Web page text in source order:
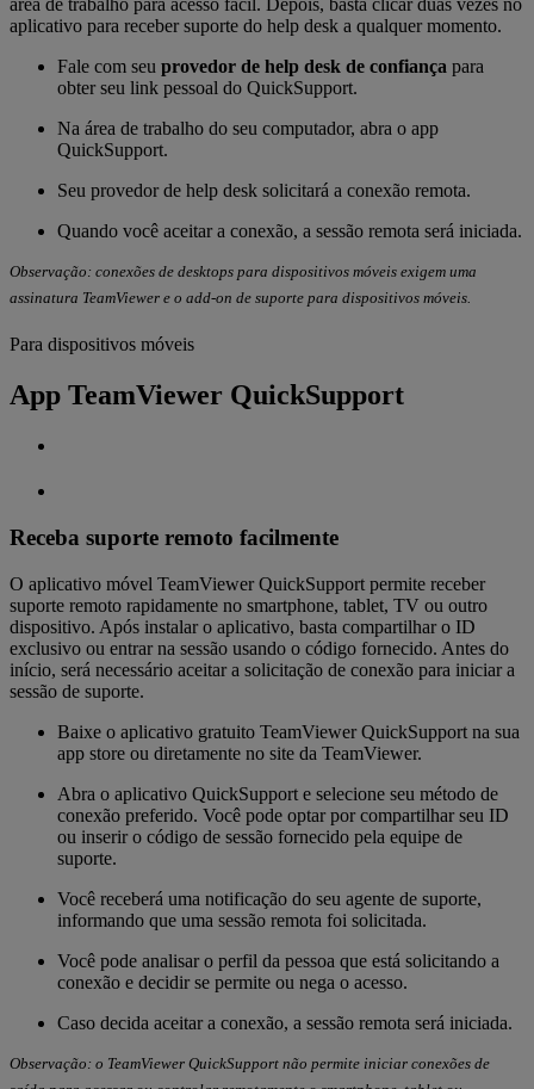
área de trabalho para acesso fácil. Depois, basta clicar duas vezes no
aplicativo para receber suporte do help desk a qualquer momento.
Fale com seu provedor de help desk de confiança para
obter seu link pessoal do QuickSupport.
Na área de trabalho do seu computador, abra o app
QuickSupport.
Seu provedor de help desk solicitará a conexão remota.
Quando você aceitar a conexão, a sessão remota será iniciada.
Observação: conexões de desktops para dispositivos móveis exigem uma
assinatura TeamViewer e o add-on de suporte para dispositivos móveis.
Para dispositivos móveis
App TeamViewer QuickSupport
Receba suporte remoto facilmente
O aplicativo móvel TeamViewer QuickSupport permite receber
suporte remoto rapidamente no smartphone, tablet, TV ou outro
dispositivo. Após instalar o aplicativo, basta compartilhar o ID
exclusivo ou entrar na sessão usando o código fornecido. Antes do
início, será necessário aceitar a solicitação de conexão para iniciar a
sessão de suporte.
Baixe o aplicativo gratuito TeamViewer QuickSupport na sua
app store ou diretamente no site da TeamViewer.
Abra o aplicativo QuickSupport e selecione seu método de
conexão preferido. Você pode optar por compartilhar seu ID
ou inserir o código de sessão fornecido pela equipe de
suporte.
Você receberá uma notificação do seu agente de suporte,
informando que uma sessão remota foi solicitada.
Você pode analisar o perfil da pessoa que está solicitando a
conexão e decidir se permite ou nega o acesso.
Caso decida aceitar a conexão, a sessão remota será iniciada.
Observação: o TeamViewer QuickSupport não permite iniciar conexões de